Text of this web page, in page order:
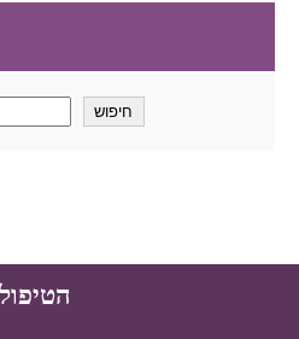
חיפוש